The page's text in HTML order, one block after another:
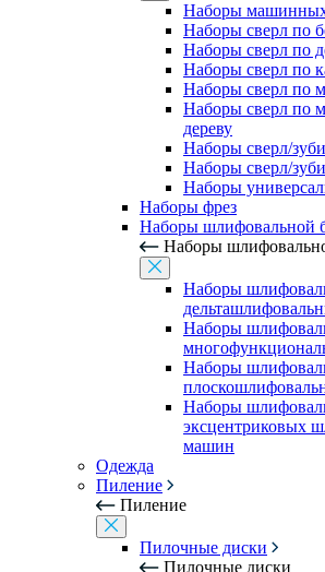
Наборы
Наборы сверл по
Наборы сверл по
Наборы сверл по
Наборы сверл по
Наборы сверл по
дереву
Наборы сверл/
Наборы сверл/
Наборы
Наборы фрез
Наборы шлифовальной
Наборы
Наборы
Наборы
Наборы
Наборы
эксцентриковых
машин
Одежда
Пиление
Пиление
Пилочные диски
Пилочные диски